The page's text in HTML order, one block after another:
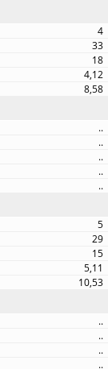
4
33
18
4,12
8,58
..
..
..
..
..
5
29
15
5,11
10,53
..
..
..
..